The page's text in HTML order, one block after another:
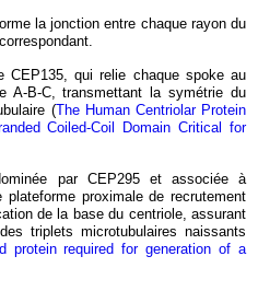
la jonction entre chaque rayon du
CEP135, qui relie chaque spoke au
A-B-C, transmettant la symétrie du
(The Human Centriolar Protein
Coiled-Coil Domain Critical for
par CEP295 et associée à
plateforme proximale de recrutement
de la base du centriole, assurant
triplets microtubulaires naissants
protein required for generation of a